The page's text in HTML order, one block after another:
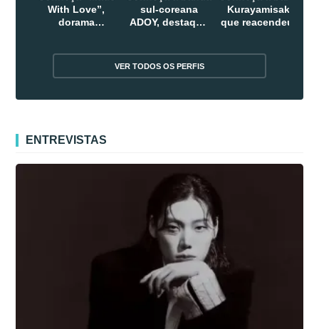
With Love”,
dorama
sul-coreana
ADOY, destaque
Kurayamisaka
que reacendeu o
VER TODOS OS PERFIS
ENTREVISTAS